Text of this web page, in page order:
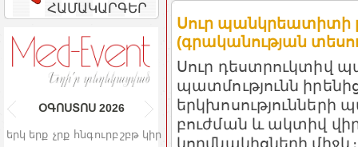
ՀԱՄԱԿԱՐԳԵՐ
ՕԳՈՍՏՈՍ 2026
երկ երք չրք հնգուրբ շբթ կիր
Սուր պանկրեատիտի
(գրականության
Սուր դեստրուկտիվ
պատմությունն
երկխոսությունների
բուժման և ակտիվ
կողմնակիցների